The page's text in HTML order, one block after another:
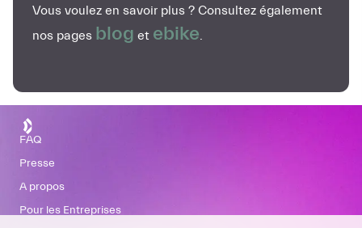
Vous voulez en savoir plus ? Consultez également
nos pages blog et ebike.
FAQ
Presse
À propos
Pour les Entreprises